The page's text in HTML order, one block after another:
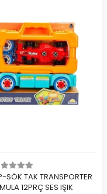
Ekle
TAK TRANSPORTER
12PRÇ SES IŞIK